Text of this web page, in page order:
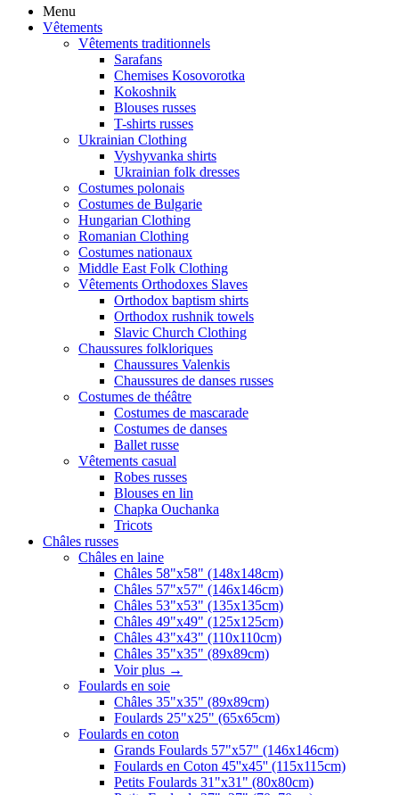
Menu
Vêtements
Vêtements traditionnels
Sarafans
Chemises Kosovorotka
Kokoshnik
Blouses russes
T-shirts russes
Ukrainian Clothing
Vyshyvanka shirts
Ukrainian folk dresses
Costumes polonais
Costumes de Bulgarie
Hungarian Clothing
Romanian Clothing
Costumes nationaux
Middle East Folk Clothing
Vêtements Orthodoxes Slaves
Orthodox baptism shirts
Orthodox rushnik towels
Slavic Church Clothing
Chaussures folkloriques
Chaussures Valenkis
Chaussures de danses russes
Costumes de théâtre
Costumes de mascarade
Costumes de danses
Ballet russe
Vêtements casual
Robes russes
Blouses en lin
Chapka Ouchanka
Tricots
Châles russes
Châles en laine
Châles 58"x58" (148x148cm)
Châles 57"x57" (146x146cm)
Châles 53"x53" (135x135cm)
Châles 49"x49" (125x125cm)
Châles 43"x43" (110x110cm)
Châles 35"x35" (89x89cm)
Voir plus →
Foulards en soie
Châles 35"x35" (89x89cm)
Foulards 25"x25" (65x65cm)
Foulards en coton
Grands Foulards 57"x57" (146x146cm)
Foulards en Coton 45''x45'' (115x115cm)
Petits Foulards 31"x31" (80x80cm)